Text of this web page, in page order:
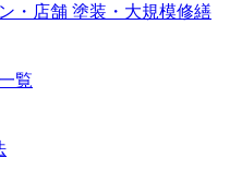
・店舗 塗装・大規模修繕
覧